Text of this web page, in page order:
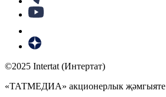
©2025 Intertat (Интертат)
«ТАТМЕДИА» акционерлык җәмгыяте